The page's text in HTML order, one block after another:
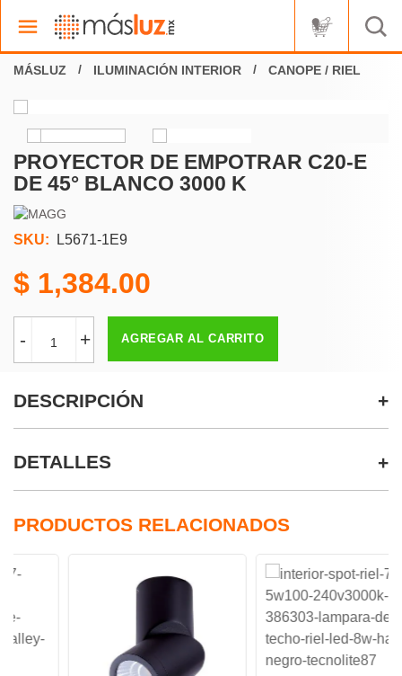
ILUMINACIÓN INTERIOR CANOPE / RIEL
PROYECTOR DE EMPOTRAR C20-E
DE 45° BLANCO 3000 K
SKU: L5671-1E9
1,384.00
- + AGREGAR AL CARRITO
DESCRIPCIÓN
DETALLES
PRODUCTOS RELACIONADOS